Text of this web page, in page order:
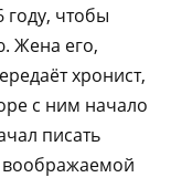
году, чтобы
Жена его,
хронист,
с ним начало
писать
воображаемой